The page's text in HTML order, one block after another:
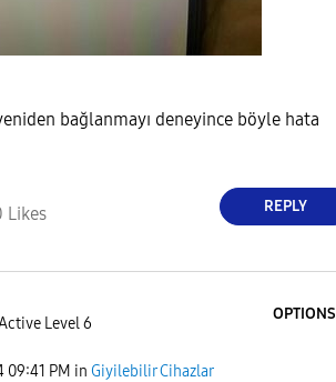
bağlanmayı deneyince böyle hata
Likes REPLY
Level 6
OPTIONS
09:41 PM in Giyilebilir Cihazlar